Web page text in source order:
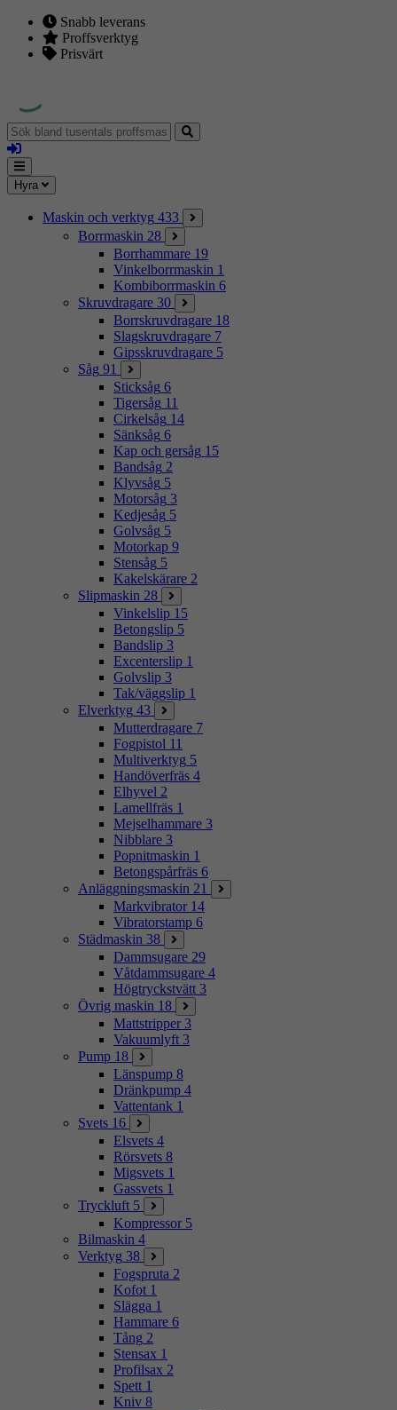
Snabb leverans
Proffsverktyg
Prisvärt
Sök
bland
tusentals
proffsmaskiner
Logga
in
Mina
sidor
Meny
Hyra
Maskin och verktyg 433
Borrmaskin 28
Borrhammare 19
Vinkelborrmaskin 1
Kombiborrmaskin 6
Skruvdragare 30
Borrskruvdragare 18
Slagskruvdragare 7
Gipsskruvdragare 5
Såg 91
Sticksåg 6
Tigersåg 11
Cirkelsåg 14
Sänksåg 6
Kap och gersåg 15
Bandsåg 2
Klyvsåg 5
Motorsåg 3
Kedjesåg 5
Golvsåg 5
Motorkap 9
Stensåg 5
Kakelskärare 2
Slipmaskin 28
Vinkelslip 15
Betongslip 5
Bandslip 3
Excenterslip 1
Golvslip 3
Tak/väggslip 1
Elverktyg 43
Mutterdragare 7
Fogpistol 11
Multiverktyg 5
Handöverfräs 4
Elhyvel 2
Lamellfräs 1
Mejselhammare 3
Nibblare 3
Popnitmaskin 1
Betongspårfräs 6
Anläggningsmaskin 21
Markvibrator 14
Vibratorstamp 6
Städmaskin 38
Dammsugare 29
Våtdammsugare 4
Högtryckstvätt 3
Övrig maskin 18
Mattstripper 3
Vakuumlyft 3
Pump 18
Länspump 8
Dränkpump 4
Vattentank 1
Svets 16
Elsvets 4
Rörsvets 8
Migsvets 1
Gassvets 1
Tryckluft 5
Kompressor 5
Bilmaskin 4
Verktyg 38
Fogspruta 2
Kofot 1
Slägga 1
Hammare 6
Tång 2
Stensax 1
Profilsax 2
Spett 1
Kniv 8